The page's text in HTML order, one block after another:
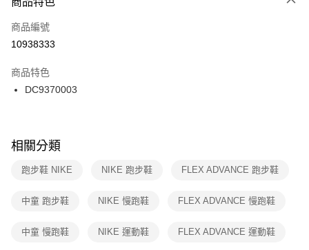
３．安心：先確認商品／服務後，再付款。
【「AFTEE先享後付」結帳流程】
１．於結帳方式選擇「AFTEE先享後付」後，將跳轉至「AFTEE先享後付」
２．訂單成立數日內，您將收到繳費通知簡訊。
３．收到繳費通知簡訊後14天內，點擊此簡訊中的連結，可透過四大超商／
ATM／網路銀行／等多元方式進行付款，方視為交易完成。
※ 交易是否成功請以「AFTEE先享後付 」之結帳頁面顯示為準，若有關於
是否繳費成功／繳費後需取消欲退款等相關疑問，請聯繫「AFTEE先享後付
客戶支援中心」
https://netprotections.freshdesk.com/support/home
１．透過由恩沛科技股份有限公司提供之「AFTEE先享後付」服務完成之交
權轉讓予恩沛科技股份有限公司。
每筆NT$100，滿NT$1,500(含以上)免運費
宅配
每筆NT$100，滿NT$1,500(含以上)免運費
商品編號
10938333
商品特色
DC9370003
相關分類
跑步鞋 NIKE NIKE 跑步鞋 FLEX ADVANCE 跑步鞋
中童 跑步鞋 NIKE 慢跑鞋 FLEX ADVANCE 慢跑鞋
中童 慢跑鞋 NIKE 運動鞋 FLEX ADVANCE 運動鞋